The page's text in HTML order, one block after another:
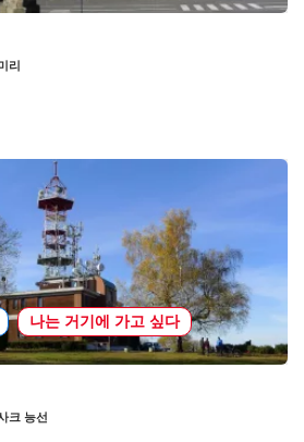
리
나는 거기에 가고 싶다
크 능선